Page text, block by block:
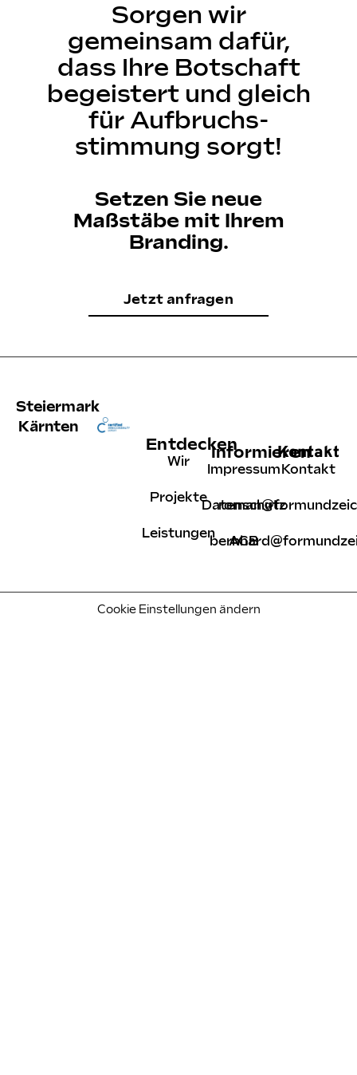
Sorgen wir
gemeinsam dafür,
dass Ihre Botschaft
begeistert und gleich
für Aufbruchs­
stimmung sorgt!
Setzen Sie neue
Maßstäbe mit Ihrem
Branding.
Jetzt anfragen
Steiermark
Kärnten
Entdecken
Wir
Projekte
Leistungen
Informieren
Impressum
Datenschutz
AGB
Kontakt
Kontakt
Cookie Einstellungen ändern